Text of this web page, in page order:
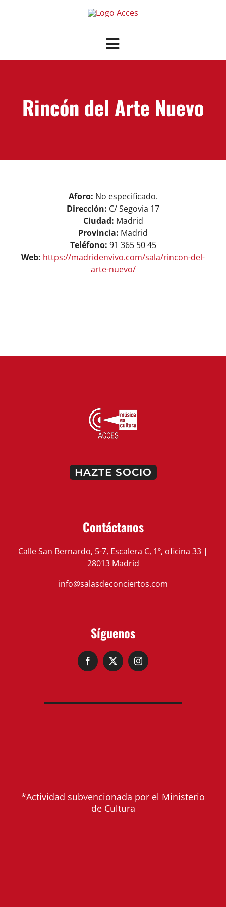
Toggle
Navigation
OFRECEMOS
ASOCIARSE + INFO
Rincón del Arte Nuevo
View
Larger
Image
Aforo: No especificado.
Dirección: C/ Segovia 17
Ciudad: Madrid
Provincia: Madrid
Teléfono: 91 365 50 45
Web: https://madridenvivo.com/sala/rincon-del-
arte-nuevo/
HAZTE SOCIO
Contáctanos
Calle San Bernardo, 5-7, Escalera C, 1º, oficina 33 |
28013 Madrid
info@salasdeconciertos.com
Síguenos
*Actividad subvencionada por el Ministerio
de Cultura